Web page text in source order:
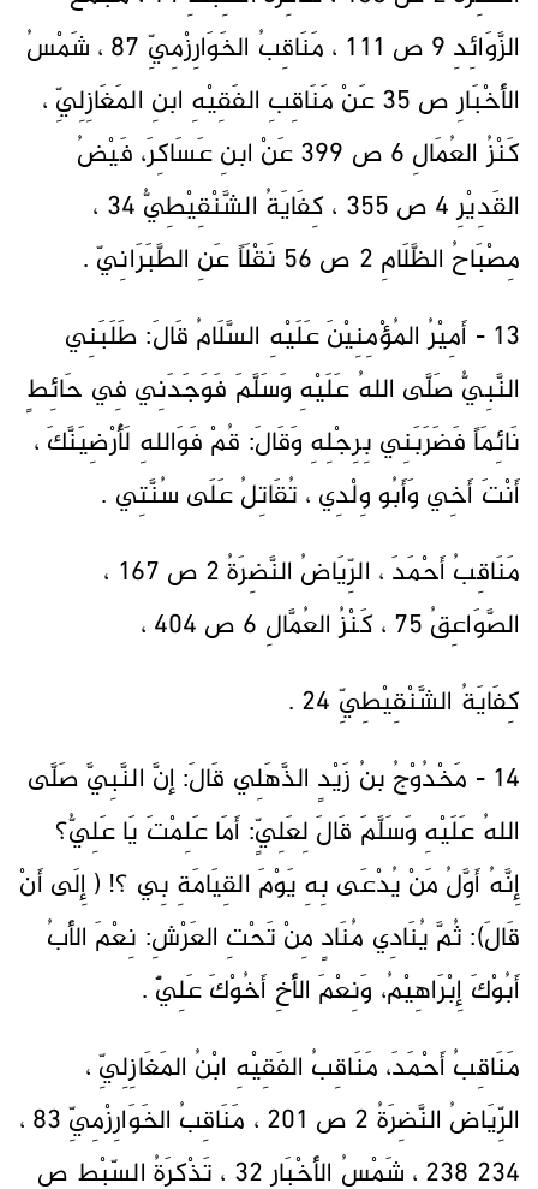
الزَّوَائِدِ 9 ص 111 ، مَنَاقِبُ الخَوَارِزْمِيِّ 87 ، شَمْسُ
الأَخْبَارِ ص 35 عَنْ مَنَاقِبِ الفَقِيْهِ ابنِ المَغَازِلِيِّ ،
كَنْزُ العُمَالِ 6 ص 399 عَنْ ابنِ عَسَاكِرَ، فَيْضُ
القَدِيْرِ 4 ص 355 ، كِفَايَةُ الشَّنْقِيْطِيُّ 34 ،
مِصْبَاحُ الظَّلَامِ 2 ص 56 نَقْلَاً عَنِ الطَّبَرَانِيّ .
13 - أَمِيْرُ المُؤْمِنِيْنَ عَلَيْهِ السَّلَامُ قَالَ: طَلَبَنِي
النَّبِيُّ صَلَّى اللهُ عَلَيْهِ وَسَلَّمَ فَوَجَدَنِي فِي حَائِطٍ
نَائِمَاً فَضَرَبَنِي بِرِجْلِهِ وَقَالَ: قُمْ فَوَاللهِ لَأُرْضِيَنَّكَ ،
أَنْتَ أَخِي وَأَبُو وِلْدِي ، تُقَاتِلُ عَلَى سُنَّتِي .
مَنَاقِبُ أَحْمَدَ ، الرِّيَاضُ النَّضِرَةُ 2 ص 167 ،
الصَّوَاعِقُ 75 ، كَنْزُ العُمَّالِ 6 ص 404 ،
كِفَايَةُ الشَّنْقِيْطِيِّ 24 .
14 - مَخْدُوْجُ بنُ زَيْدٍ الذَّهَلِي قَالَ: إنَّ النَّبِيَّ صَلَّى
اللهُ عَلَيْهِ وَسَلَّمَ قَالَ لِعَلِيٍّ: أَمَا عَلِمْتَ يَا عَلِيُّ؟
إِنَّهُ أَوَّلُ مَنْ يُدْعَى بِهِ يَوْمَ القِيَامَةِ بِي ؟! ( إِلَى أَنْ
قَالَ): ثُمَّ يُنَادِي مُنَادٍ مِنْ تَحْتِ العَرْشِ: نِعْمَ الأَبُ
أَبُوْكَ إِبْرَاهِيْمُ، وَنِعْمَ الأَخِ أَخُوْكَ عَلِيٌّ .
مَنَاقِبُ أَحْمَدَ، مَنَاقِبُ الفَقِيْهِ ابْنُ المَغَازِلِيِّ ،
الرِّيَاضُ النَّضِرَةُ 2 ص 201 ، مَنَاقِبُ الخَوَارِزْمِيِّ 83 ،
234 238 ، شَمْسُ الأَخْبَارِ 32 ، تَذْكِرَةُ السِّبْطِ ص